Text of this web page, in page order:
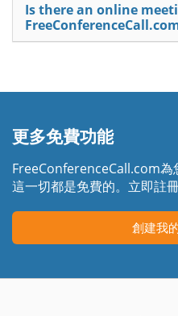
Is there an online
更多免費功能
FreeConferenceCall.com
這一切都是免費的。立即註
創建我